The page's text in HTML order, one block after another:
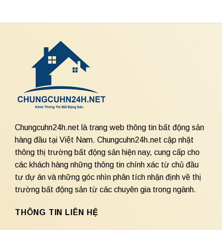
Chungcuhn24h.net là trang web thông tin bất động sản
hàng đầu tại Việt Nam. Chungcuhn24h.net cập nhật
thông thị trường bất động sản hiện nay, cung cấp cho
các khách hàng những thông tin chính xác từ chủ đầu
tư dự án và những góc nhìn phân tích nhận định về thị
trường bất động sản từ các chuyên gia trong ngành.
THÔNG TIN LIÊN HỆ